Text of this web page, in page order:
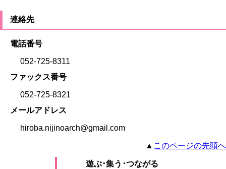
連絡先
電話番号
052-725-8311
ファックス番号
052-725-8321
メールアドレス
hiroba.nijinoarch@gmail.com
▲ このページの先頭へ
遊ぶ･集う･つながる